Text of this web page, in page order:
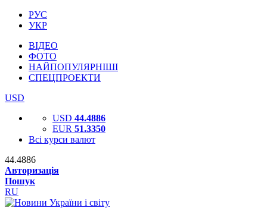
РУС
УКР
ВІДЕО
ФОТО
НАЙПОПУЛЯРНІШІ
СПЕЦПРОЕКТИ
USD
USD 44.4886
EUR 51.3350
Всі курси валют
44.4886
Авторизація
Пошук
RU